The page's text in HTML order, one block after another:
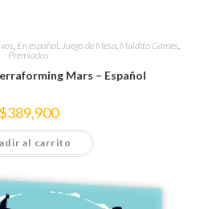
En español, Juego de Mesa Maldito Games
Premiados
Mars – Español
$389,900
al carrito